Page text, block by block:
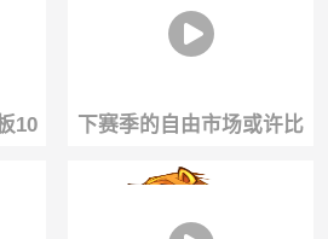
10
狂
下赛季的自由市场或许比
这赛季的还热闹呢👀